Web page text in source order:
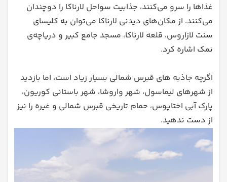
غذاها را سرو می‌کنند، جذابیت سواحل لارناکا را دوچندان
می‌کنند. از مکان‌های دیدنی لارناکا می‌توان به کلیسای
سنت لازاروس، قلعه لارناکا، مسجد جامع کبیر و دریاچه‌ی
نمک اشاره کرد.
اگرچه جاذبه‌ های قبرس شمالی بسیار زیاد است، اما بازدید
از شهرهای لیماسول، شهر واروشا، شهر باستانی کوریون،
پارک آبی اختاپوس، حمام تاریخی قبرس شمالی و غیره را نیز
از دست ندهید.